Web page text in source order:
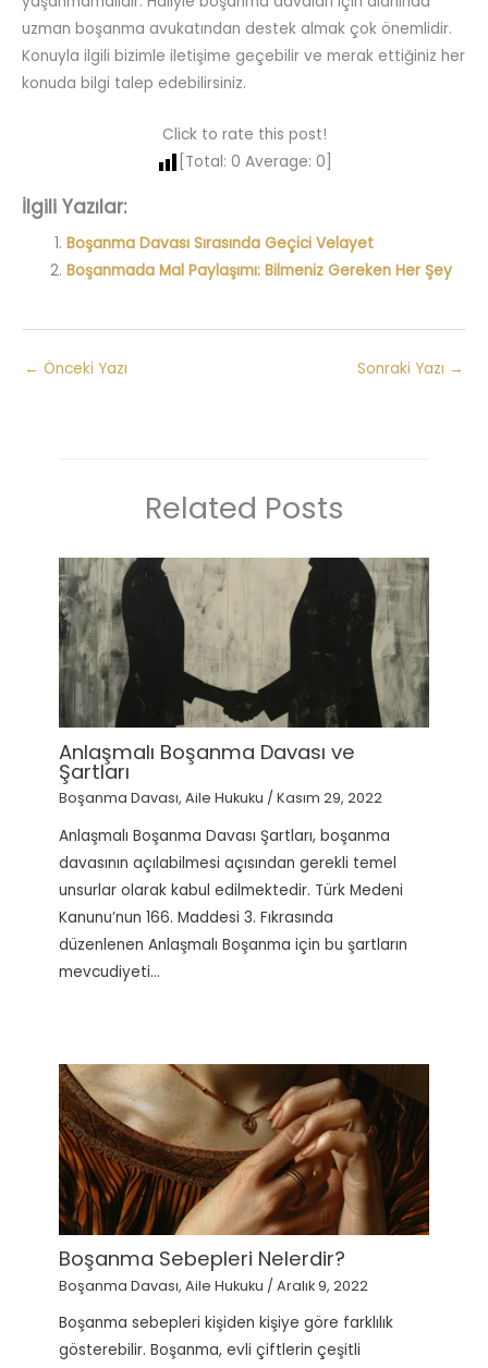
uzman boşanma avukatından destek almak çok önemlidir.
Konuyla ilgili bizimle iletişime geçebilir ve merak ettiğiniz her
konuda bilgi talep edebilirsiniz.
Click to rate this post!
[Total: 0 Average: 0
İlgili Yazılar:
Boşanma Davası Sırasında Geçici Velayet
Boşanmada Mal Paylaşımı: Bilmeniz Gereken Her Şey
← Önceki Yazı Sonraki Yazı →
Related Posts
Anlaşmalı Boşanma Davası ve
Şartları
Boşanma Davası,Aile Hukuku /Kasım 29, 2022
Anlaşmalı Boşanma Davası Şartları, boşanma
davasının açılabilmesi açısından gerekli temel
unsurlar olarak kabul edilmektedir. Türk Medeni
Kanunu’nun 166. Maddesi 3. Fıkrasında
düzenlenen Anlaşmalı Boşanma için bu şartların
mevcudiyeti…
Boşanma Sebepleri Nelerdir?
Boşanma Davası,Aile Hukuku /Aralık 9, 2022
Boşanma sebepleri kişiden kişiye göre farklılık
gösterebilir. Boşanma, evli çiftlerin çeşitli